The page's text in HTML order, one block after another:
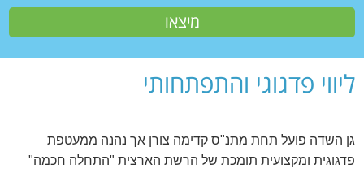
ליווי פדגוגי והתפתחותי
גן השדה פועל תחת מתנ"ס קדימה צורן אך נהנה ממעטפת
פדגוגית ומקצועית תומכת של הרשת הארצית "התחלה חכמה"